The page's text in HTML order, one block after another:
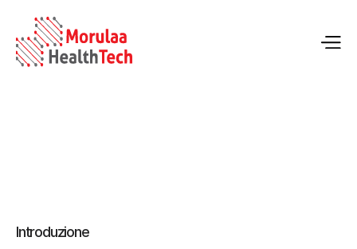
Introduzione